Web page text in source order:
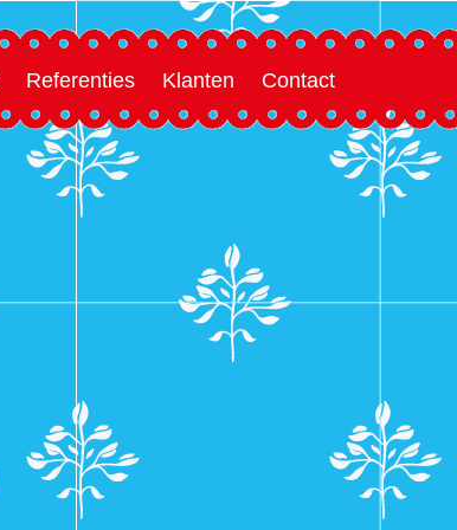
Referenties Klanten Contact